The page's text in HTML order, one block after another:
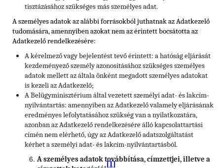
tisztázásához szükséges más személyes adat.
A személyes adatok az alábbi forrásokból juthatnak az Adatkezelő
tudomására, amennyiben azokat nem az érintett bocsátotta az
Adatkezelő rendelkezésére:
A kérelmező vagy bejelentést tevő érintett: a hatóság eljárását
kezdeményező személy azonosításához szükséges személyes
adatok mellett az általa önként megadott személyes adatokat
is kezeli az Adatkezelő;
A Belügyminisztérium által vezetett személyi adat- és lakcím-
nyilvántartás: amennyiben az Adatkezelő valamely eljárásának
eredményes lefolytatásához szükség van a nyilatkozatára,
azonban az Adatkezelő rendelkezésére álló kapcsolattartási
címén nem elérhető, úgy az Adatkezelő adatszolgáltatást
kérhet a személyi adat- és lakcím-nyilvántartásból.
A személyes adatok továbbítása, címzettjei, illetve a
[1]